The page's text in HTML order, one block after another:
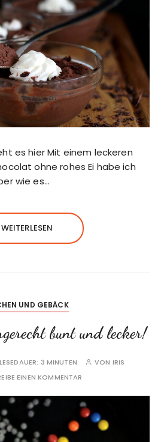
es hier Mit einem leckeren
ohne rohes Ei habe ich
wie es…
WEITERLESEN
UND GEBÄCK
bunt und lecker!
LESEDAUER: 3 MINUTEN VON IRIS
EINEN KOMMENTAR